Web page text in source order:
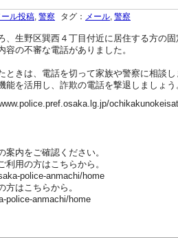
ール投稿 警察 タグ： メール 警察
生野区巽西４丁目付近に居住する方の
の不審な電話がありました。
きは、電話を切って家族や警察に相談し
を活用し、詐欺の電話を撃退しましょう
内をご確認ください。
利用の方はこちらから。
police-anmachi/home
方はこちらから。
police-anmachi/home